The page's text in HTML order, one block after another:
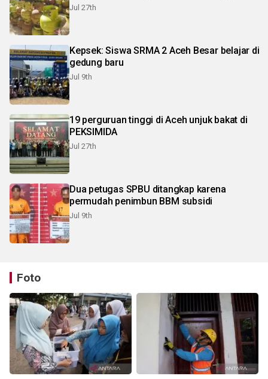
Jul 27th
Kepsek: Siswa SRMA 2 Aceh Besar belajar di
gedung baru
Jul 9th
19 perguruan tinggi di Aceh unjuk bakat di
PEKSIMIDA
Jul 27th
Dua petugas SPBU ditangkap karena
permudah penimbun BBM subsidi
Jul 9th
Foto